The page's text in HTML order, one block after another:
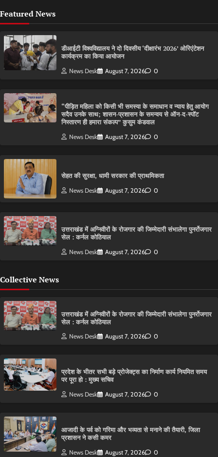
Featured News
डीआईटी विश्वविद्यालय ने दो दिवसीय ‘दीक्षारंभ 2026’ ओरिएंटेशन
कार्यक्रम का किया आयोजन
News Desk August 7, 2026 0
“पीड़ित महिला को किसी भी समस्या के समाधान व न्याय हेतु आयोग
सदैव उनके साथ; शासन-प्रशासन के समन्वय से ऑन-द-स्पॉट
निस्तारण ही हमारा संकल्प” कुसुम कंडवाल
News Desk August 7, 2026 0
सेहत की सुरक्षा, धामी सरकार की प्राथमिकता
News Desk August 7, 2026 0
उत्तराखंड में अग्निवीरों के रोजगार की जिम्मेदारी संभालेगा पुनर्रोजगार
सेल : कर्नल कोठियाल
News Desk August 7, 2026 0
Collective News
उत्तराखंड में अग्निवीरों के रोजगार की जिम्मेदारी संभालेगा पुनर्रोजगार
सेल : कर्नल कोठियाल
News Desk August 7, 2026 0
प्रदेश के भीतर सभी बड़े प्रोजेक्ट्स का निर्माण कार्य नियमित समय
पर पूरा हो : मुख्य सचिव
News Desk August 7, 2026 0
आजादी के पर्व को गरिमा और भव्यता से मनाने की तैयारी, जिला
प्रशासन ने कसी कमर
News Desk August 7, 2026 0